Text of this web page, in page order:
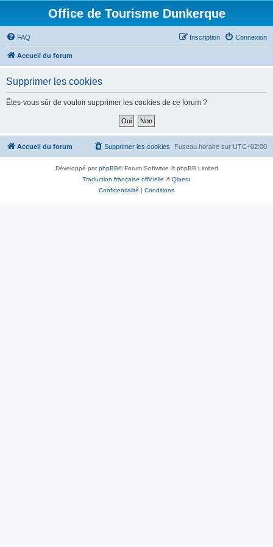
Office de Tourisme Dunkerque
FAQ Connexion
Inscription
Accueil du forum
Supprimer les cookies
Êtes-vous sûr de vouloir supprimer les cookies de ce forum ?
Accueil du forum Fuseau horaire sur UTC+02:00
Supprimer les cookies
Développé parphpBB® Forum Software © phpBB Limited
Traduction française officielle ©Qiaeru
Confidentialité | Conditions